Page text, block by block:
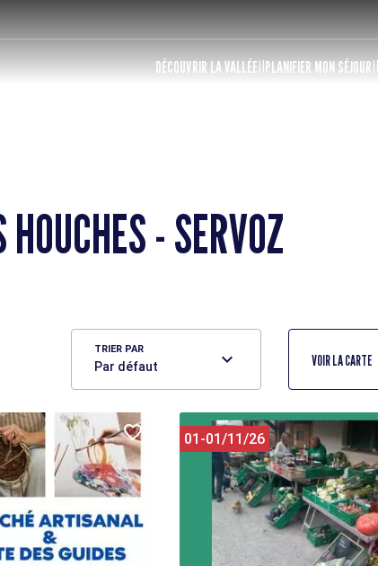
DÉCOUVRIR LA VALLÉE PLANIFIER MON SÉJOUR
- SERVOZ
TRIER PAR
VOIR LA CARTE
01-01/11/26